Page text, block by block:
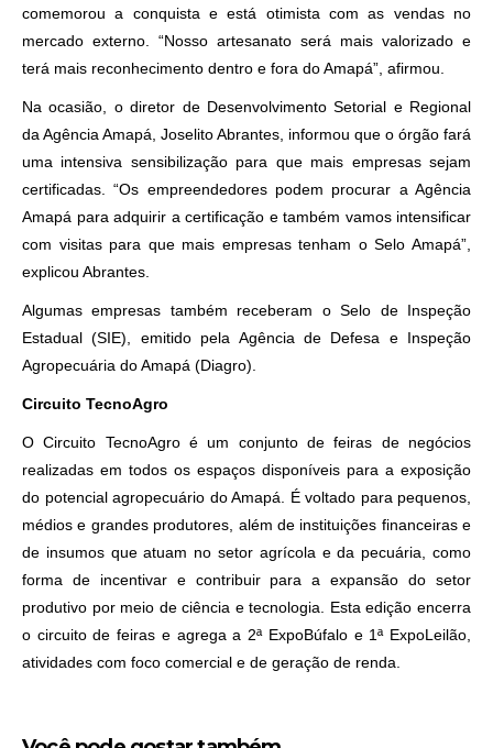
comemorou a conquista e está otimista com as vendas no
mercado externo. “Nosso artesanato será mais valorizado e
terá mais reconhecimento dentro e fora do Amapá”, afirmou.
Na ocasião, o diretor de Desenvolvimento Setorial e Regional
da Agência Amapá, Joselito Abrantes, informou que o órgão fará
uma intensiva sensibilização para que mais empresas sejam
certificadas. “Os empreendedores podem procurar a Agência
Amapá para adquirir a certificação e também vamos intensificar
com visitas para que mais empresas tenham o Selo Amapá”,
explicou Abrantes.
Algumas empresas também receberam o Selo de Inspeção
Estadual (SIE), emitido pela Agência de Defesa e Inspeção
Agropecuária do Amapá (Diagro).
Circuito TecnoAgro
O Circuito TecnoAgro é um conjunto de feiras de negócios
realizadas em todos os espaços disponíveis para a exposição
do potencial agropecuário do Amapá. É voltado para pequenos,
médios e grandes produtores, além de instituições financeiras e
de insumos que atuam no setor agrícola e da pecuária, como
forma de incentivar e contribuir para a expansão do setor
produtivo por meio de ciência e tecnologia. Esta edição encerra
o circuito de feiras e agrega a 2ª ExpoBúfalo e 1ª ExpoLeilão,
atividades com foco comercial e de geração de renda.